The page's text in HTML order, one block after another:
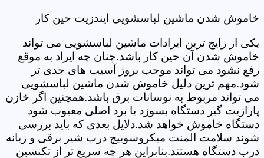
خاموش شدن ماشین لباسشویی ایندزیت حین کار
یکی از رایج ترین ایرادات ماشین لباسشویی می تواند
خاموش شدن آن حین کار باشد.چنان چه ایراد به موقع
رفع نشود می تواند موجب بروز آسیب های جدی تر
شود.مهم ترین دلیل خاموش شدن ماشین لباسشویی
می تواند مربوط به نوسانات برق باشد.همچنین اگر خازن
پارازیت گیر دستگاه بسوزد یا برد اصلی معیوب شود
دستگاه خاموش خواهد شد.دلایل بعدی که باید بررسی
شوند سلامت المنت میکروسوییچ درب شیر برقی و زبانه
درب دستگاه هستند.بنابراین هر چه سریع تر از تکنسین